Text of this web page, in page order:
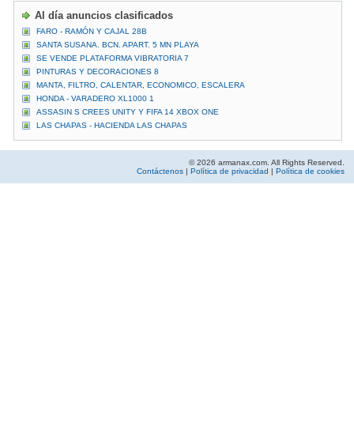
Al día anuncios clasificados
FARO - RAMÓN Y CAJAL 28B
SANTA SUSANA. BCN. APART. 5 MN PLAYA
SE VENDE PLATAFORMA VIBRATORIA 7
PINTURAS Y DECORACIONES 8
MANTA, FILTRO, CALENTAR, ECONOMICO, ESCALERA
HONDA - VARADERO XL1000 1
ASSASIN S CREES UNITY Y FIFA 14 XBOX ONE
LAS CHAPAS - HACIENDA LAS CHAPAS
© 2026 armanax.com. All Rights Reserved.
Contáctenos | Política de privacidad | Política de cookies